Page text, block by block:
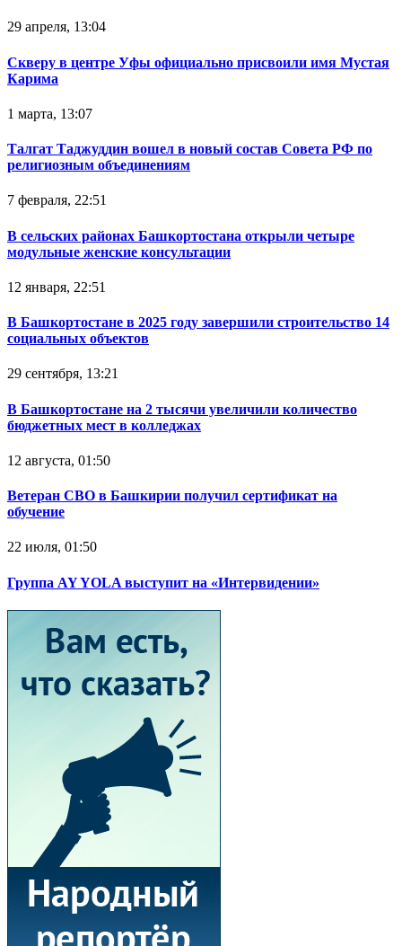
29 апреля, 13:04
Скверу в центре Уфы официально присвоили имя Мустая
Карима
1 марта, 13:07
Талгат Таджуддин вошел в новый состав Совета РФ по
религиозным объединениям
7 февраля, 22:51
В сельских районах Башкортостана открыли четыре
модульные женские консультации
12 января, 22:51
В Башкортостане в 2025 году завершили строительство 14
социальных объектов
29 сентября, 13:21
В Башкортостане на 2 тысячи увеличили количество
бюджетных мест в колледжах
12 августа, 01:50
Ветеран СВО в Башкирии получил сертификат на
обучение
22 июля, 01:50
Группа AY YOLA выступит на «Интервидении»